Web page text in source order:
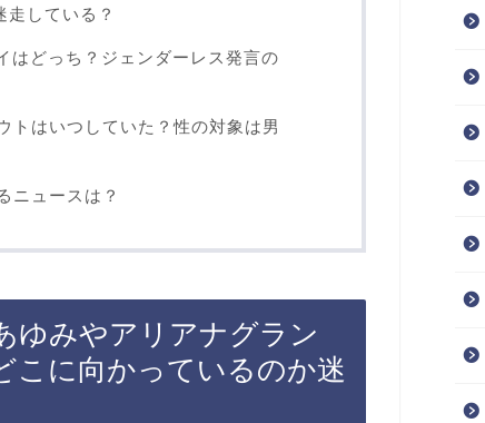
している？
はどっち？ジェンダーレス発言の
トはいつしていた？性の対象は男
ニュースは？
ゆみやアリアナグラン
こに向かっているのか迷